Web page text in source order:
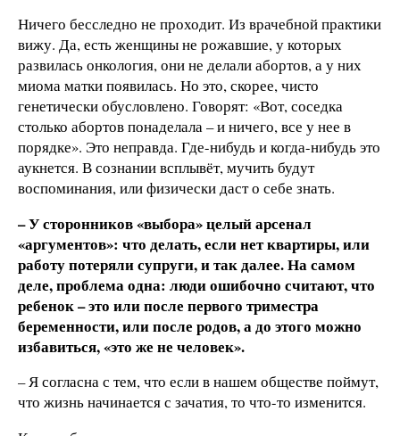
Ничего бесследно не проходит. Из врачебной практики
вижу. Да, есть женщины не рожавшие, у которых
развилась онкология, они не делали абортов, а у них
миома матки появилась. Но это, скорее, чисто
генетически обусловлено. Говорят: «Вот, соседка
столько абортов понаделала – и ничего, все у нее в
порядке». Это неправда. Где-нибудь и когда-нибудь это
аукнется. В сознании всплывёт, мучить будут
воспоминания, или физически даст о себе знать.
– У сторонников «выбора» целый арсенал
«аргументов»: что делать, если нет квартиры, или
работу потеряли супруги, и так далее. На самом
деле, проблема одна: люди ошибочно считают, что
ребенок – это или после первого триместра
беременности, или после родов, а до этого можно
избавиться, «это же не человек».
– Я согласна с тем, что если в нашем обществе поймут,
что жизнь начинается с зачатия, то что-то изменится.